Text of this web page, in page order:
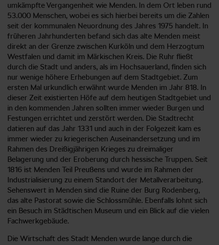
umkämpfte Vergangenheit wie Menden. In dem Ort leben rund
53.000 Menschen, wobei es sich hierbei bereits um die Zahlen
seit der kommunalen Neuordnung des Jahres 1975 handelt. In
früheren Jahrhunderten befand sich das alte Menden meist
direkt an der Grenze zwischen Kurköln und dem Herzogtum
Westfalen und damit im Märkischen Kreis. Die Ruhr fließt
durch die Stadt und anders, als im Hochsauerland, finden sich
nur wenige höhere Erhebungen auf dem Stadtgebiet. Zum
ersten Mal urkundlich erwähnt wurde Menden im Jahr 818. In
dieser Zeit existierten Höfe auf dem heutigen Stadtgebiet und
in den kommenden Jahren sollten immer wieder Burgen und
Festungen errichtet und zerstört werden. Die Stadtrecht
datieren auf das Jahr 1331 und auch in der Folgezeit kam es
immer wieder zu kriegerischen Auseinandersetzung und im
Rahmen des Dreißigjährigen Krieges zu dreimaliger
Belagerung und der Eroberung durch hessische Truppen. Seit
1816 ist Menden Teil Preußens und wurde im Rahmen der
Industrialisierung zu einem Standort der Metallverarbeitung.
Sehenswert in Menden sind die Ruine der Burg Rodenberg,
das alte Pastorat sowie die Schlossmühle. Ebenfalls lohnt sich
ein Besuch im Städtischen Museum und ein Blick auf die vielen
Fachwerkgebäude.
Die Wirtschaft des Stadt Menden wurde lange durch die